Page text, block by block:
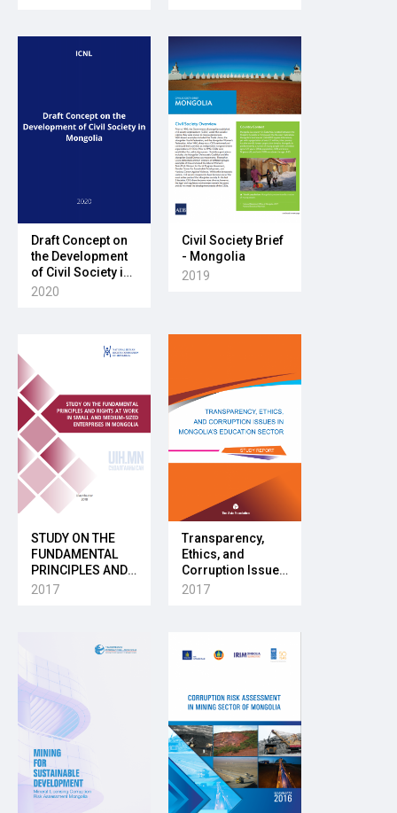
Draft Concept on
the Development
of Civil Society in
Mongolia
2020
Civil Society Brief
- Mongolia
2019
STUDY ON THE
FUNDAMENTAL
PRINCIPLES AND
RIGHTS AT WORK
2017
Transparency,
Ethics, and
Corruption Issues
in Mongolia’s
2017